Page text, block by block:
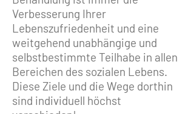
Verbesserung Ihrer
Lebenszufriedenheit und eine
weitgehend unabhängige und
selbstbestimmte Teilhabe in allen
Bereichen des sozialen Lebens.
Diese Ziele und die Wege dorthin
sind individuell höchst